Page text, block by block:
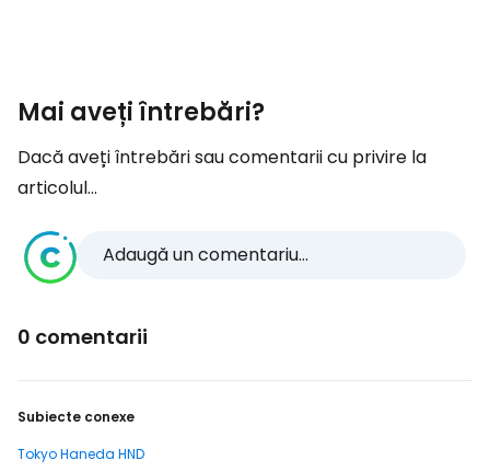
Mai aveți întrebări?
Dacă aveți întrebări sau comentarii cu privire la
articolul...
Adaugă un comentariu...
0 comentarii
Subiecte conexe
Tokyo Haneda HND